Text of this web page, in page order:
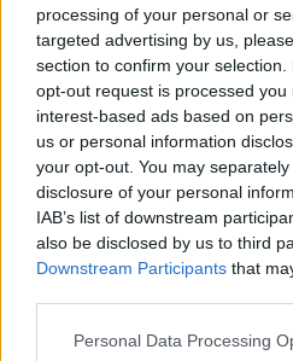
processing of your personal or
targeted advertising by us,
section to confirm your
opt-out request is processed you
interest-based ads based on
us or personal information
your opt-out. You may
disclosure of your personal
IAB’s list of downstream
also be disclosed by us to third
Downstream Participants that
Please note that this website/
Personal Data Processing
Ισχαιμικό Εγκεφαλικό